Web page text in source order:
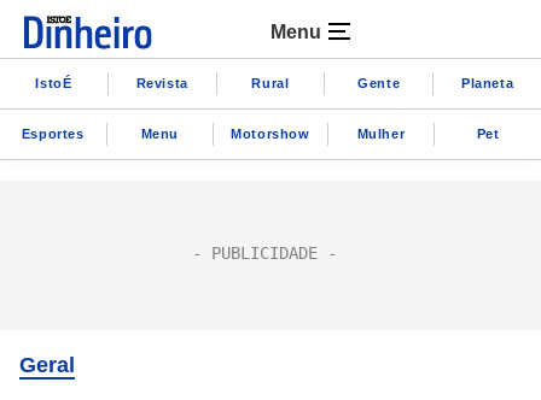
Menu
IstoÉ Revista Rural Gente Planeta
Esportes Menu Motorshow Mulher Pet
Geral